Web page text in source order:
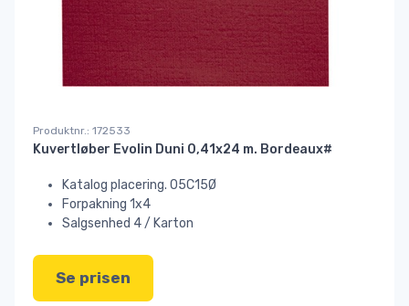
Produktnr.: 172533
Kuvertløber Evolin Duni 0,41x24 m. Bordeaux#
Katalog placering. 05C15Ø
Forpakning 1x4
Salgsenhed 4 / Karton
Se prisen